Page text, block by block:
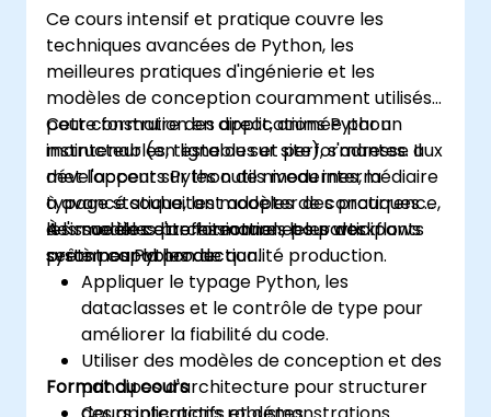
Ce cours intensif et pratique couvre les
techniques avancées de Python, les
meilleures pratiques d'ingénierie et les
modèles de conception couramment utilisés
pour construire des applications Python
maintenables, testables et performantes. Il
met l'accent sur les outils modernes, la
typage statique, les modèles de concurrence,
les modèles d'architecture et les workflows
prêts pour la production.
Cette formation en direct, animée par un
instructeur (en ligne ou sur site), s'adresse aux
développeurs Python de niveau intermédiaire
à avancé souhaitant adopter des pratiques et
des modèles professionnels pour des
systèmes Python de qualité production.
À l'issue de cette formation, les participants
seront capables de :
Appliquer le typage Python, les
dataclasses et le contrôle de type pour
améliorer la fiabilité du code.
Utiliser des modèles de conception et des
principes d'architecture pour structurer
Format du cours